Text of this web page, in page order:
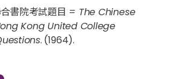
書院考試題目 = The Chinese
Kong United College
. (1964).